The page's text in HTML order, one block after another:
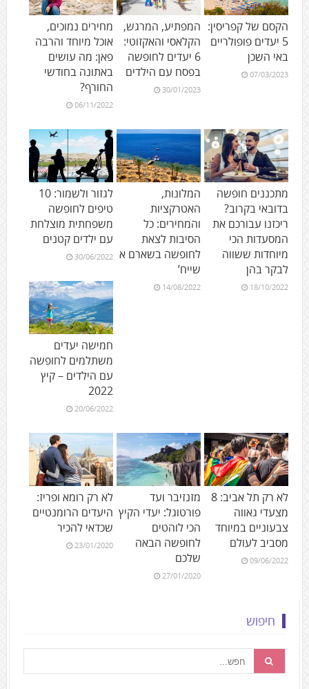
הקסם של קפריסין:
5 יעדים פופולריים
באי השכן
07/03/2023
המפתיע, המרגש,
הקלאסי והאקזוטי:
6 יעדים לחופשה
בפסח עם הילדים
30/01/2023
מחירים נמוכים,
אוכל מיוחד והרבה
פאן: מה עושים
באתונה בחודשי
החורף?
06/11/2022
מתכננים חופשה
בדובאי בקרוב?
ריכזנו עבורכם את
המסעדות הכי
מיוחדות ששווה
לבקר בהן
18/10/2022
המלונות,
האטרקציות
והמחירים: כל
הסיבות לצאת
לחופשה בשארם א
שייח’
14/08/2022
לגזור ולשמור: 10
טיפים לחופשה
משפחתית מוצלחת
עם ילדים קטנים
30/06/2022
חמישה יעדים
משתלמים לחופשה
עם הילדים – קיץ
2022
20/06/2022
לא רק תל אביב: 8
מצעדי גאווה
צבעוניים במיוחד
מסביב לעולם
09/06/2022
מזנזיבר ועד
פורטוגל: יעדי הקיץ
הכי לוהטים
לחופשה הבאה
שלכם
27/01/2020
לא רק רומא ופריז:
היעדים הרומנטיים
שכדאי להכיר
23/01/2020
חיפוש